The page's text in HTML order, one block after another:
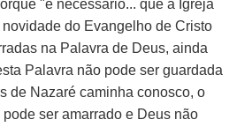
"é necessário... que a Igreja
do Evangelho de Cristo
na Palavra de Deus, ainda
Palavra não pode ser guardada
de Nazaré caminha conosco, o
ser amarrado e Deus não